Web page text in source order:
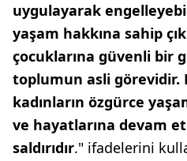
uygulayarak
yaşam hakkına sahip
çocuklarına güvenli bir
toplumun asli görevidir.
kadınların özgürce
ve hayatlarına devam
saldırıdır." ifadelerini